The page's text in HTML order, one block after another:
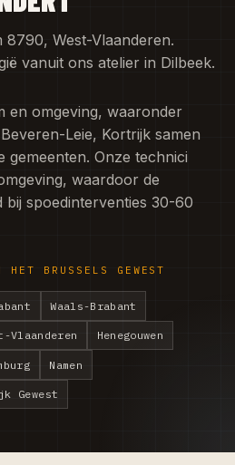
8790, West-Vlaanderen.
vanuit ons atelier in Dilbeek.
en omgeving, waaronder
Leie, Kortrijk samen
gemeenten. Onze technici
waardoor de
bij spoedinterventies 30-60
BRUSSELS GEWEST
Waals-Brabant
Vlaanderen Henegouwen
Namen
Gewest